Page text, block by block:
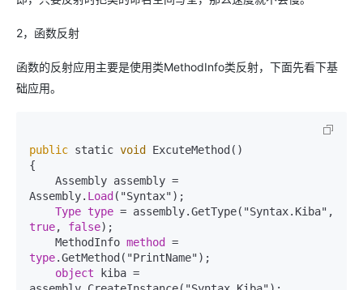
2，函数反射
函数的反射应用主要是使用类MethodInfo类反射，下面先看下基
础应用。
public static void
ExcuteMethod()
{
Assembly. Load ("Syntax");
Type type
true, false);
    MethodInfo
method
type.GetMethod("PrintName");
object kiba =